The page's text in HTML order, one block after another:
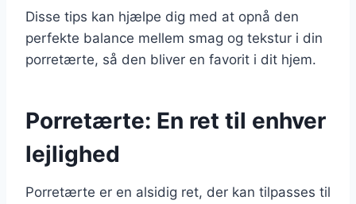
Disse tips kan hjælpe dig med at opnå den
perfekte balance mellem smag og tekstur i din
porretærte, så den bliver en favorit i dit hjem.
Porretærte: En ret til enhver
lejlighed
Porretærte er en alsidig ret, der kan tilpasses til